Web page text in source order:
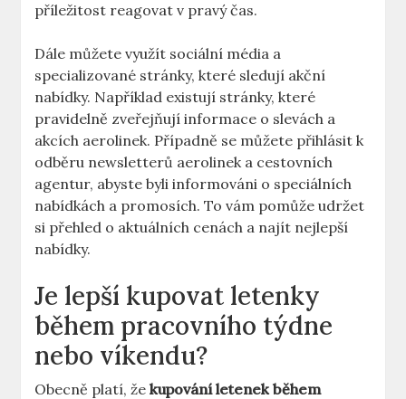
příležitost reagovat v pravý čas.
Dále můžete využít sociální média a
specializované stránky, které sledují akční
nabídky. Například existují stránky, které
pravidelně zveřejňují informace o slevách a
akcích aerolinek. Případně se můžete přihlásit k
odběru newsletterů aerolinek a cestovních
agentur, abyste byli informováni o speciálních
nabídkách a promosích. To vám pomůže udržet
si přehled o aktuálních cenách a najít nejlepší
nabídky.
Je lepší kupovat letenky
během pracovního týdne
nebo víkendu?
Obecně platí, žekupování letenek během